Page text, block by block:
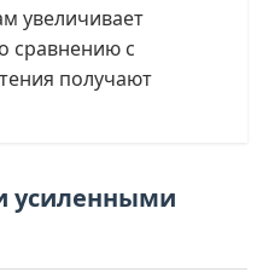
увеличивает
сравнению с
получают
усиленными